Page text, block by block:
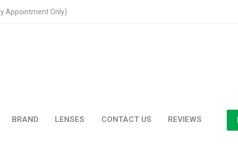
Appointment Only)
BRAND LENSES CONTACT US REVIEWS